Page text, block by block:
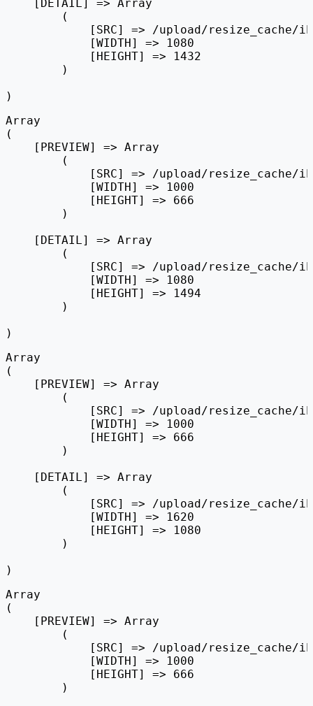
    [DETAIL] => Array
        (
[SRC] => /upload/resize_cache/
            [WIDTH] => 1080
            [HEIGHT] => 1432
        )
Array
(
    [PREVIEW] => Array
        (
[SRC] => /upload/resize_cache/
            [WIDTH] => 1000
            [HEIGHT] => 666
        )
    [DETAIL] => Array
        (
[SRC] => /upload/resize_cache/
            [WIDTH] => 1080
            [HEIGHT] => 1494
        )
Array
(
    [PREVIEW] => Array
        (
[SRC] => /upload/resize_cache/
            [WIDTH] => 1000
            [HEIGHT] => 666
        )
    [DETAIL] => Array
        (
[SRC] => /upload/resize_cache/
            [WIDTH] => 1620
            [HEIGHT] => 1080
        )
Array
(
    [PREVIEW] => Array
        (
[SRC] => /upload/resize_cache/
            [WIDTH] => 1000
            [HEIGHT] => 666
        )